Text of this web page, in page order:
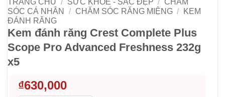
SÓC CÁ NHÂN
/ CHĂM SÓC RĂNG MIỆNG /
KEM
ĐÁNH RĂNG
Kem đánh răng Crest Complete Plus
Scope Pro Advanced Freshness 232g
x5
₫630,000